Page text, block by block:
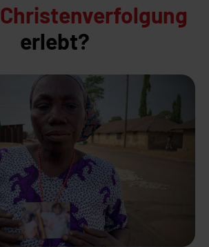
Christenverfolgung
erlebt?